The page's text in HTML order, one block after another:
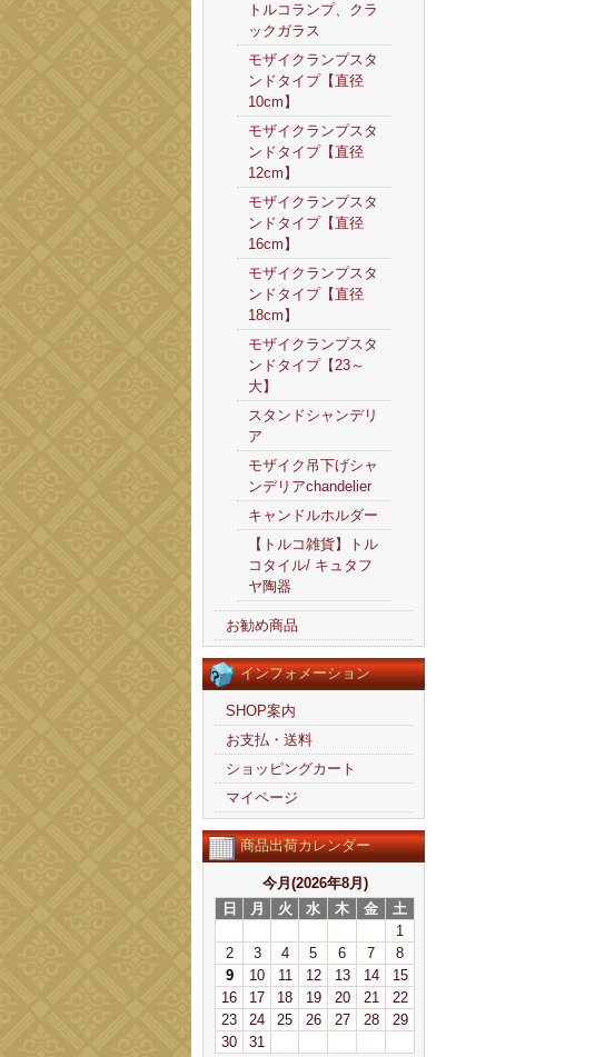
トルコランプ、クラ
ックガラス
モザイクランプスタ
ンドタイプ【直径
10cm】
モザイクランプスタ
ンドタイプ【直径
12cm】
モザイクランプスタ
ンドタイプ【直径
16cm】
モザイクランプスタ
ンドタイプ【直径
18cm】
モザイクランプスタ
ンドタイプ【23～
大】
スタンドシャンデリ
ア
モザイク吊下げシャ
ンデリアchandelier
キャンドルホルダー
【トルコ雑貨】トル
コタイル/ キュタフ
ヤ陶器
お勧め商品
インフォメーション
SHOP案内
お支払・送料
ショッピングカート
マイページ
商品出荷カレンダー
今月(2026年8月)
日
月 火 水 木 金
土
1
2
3 4 5 6 7
8
9
10 11 12 13 14
15
16
17 18 19 20 21
22
23
24 25 26 27 28
29
30
31